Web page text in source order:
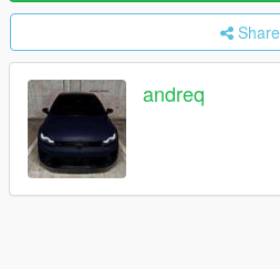
Share
andreq